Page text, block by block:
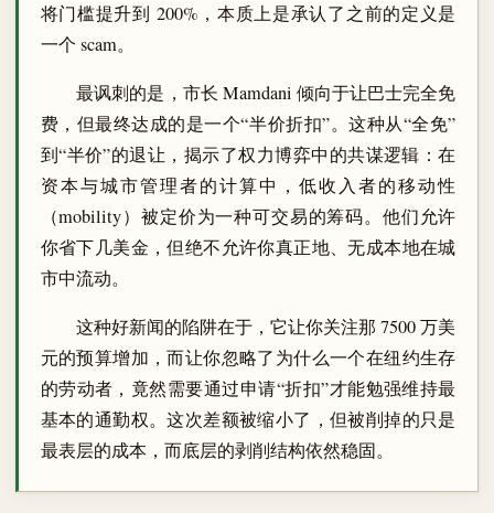
将门槛提升到 200%，本质上是承认了之前的定义是
一个 scam。
最讽刺的是，市长 Mamdani 倾向于让巴士完全免
费，但最终达成的是一个“半价折扣”。这种从“全免”
到“半价”的退让，揭示了权力博弈中的共谋逻辑：在
资本与城市管理者的计算中，低收入者的移动性
（mobility）被定价为一种可交易的筹码。他们允许
你省下几美金，但绝不允许你真正地、无成本地在城
市中流动。
这种好新闻的陷阱在于，它让你关注那 7500 万美
元的预算增加，而让你忽略了为什么一个在纽约生存
的劳动者，竟然需要通过申请“折扣”才能勉强维持最
基本的通勤权。这次差额被缩小了，但被削掉的只是
最表层的成本，而底层的剥削结构依然稳固。